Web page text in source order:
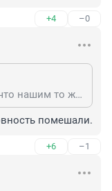
+4 –0
Васяныч, да, вот спрашивается, что нашим то же самое мешало сделать раньше? А тут Трамп какой молодец и на дуде игрец!
помешали.
+6 –1